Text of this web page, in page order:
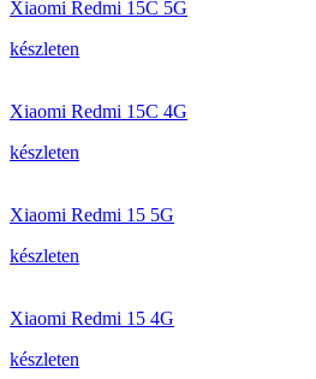
Xiaomi Redmi 15C 5G
készleten
Xiaomi Redmi 15C 4G
készleten
Xiaomi Redmi 15 5G
készleten
Xiaomi Redmi 15 4G
készleten